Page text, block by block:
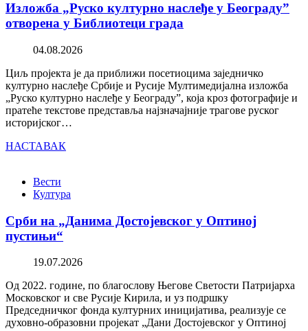
Изложба „Руско културно наслеђе у Београду”
отворена у Библиотеци града
04.08.2026
Циљ пројекта је да приближи посетиоцима заједничко
културно наслеђе Србије и Русије Мултимедијална изложба
„Руско културно наслеђе у Београду”, која кроз фотографије и
пратеће текстове представља најзначајније трагове руског
историјског…
НАСТАВАК
Вести
Култура
Срби на „Данима Достојевског у Оптиној
пустињи“
19.07.2026
Од 2022. године, по благослову Његове Светости Патријарха
Московског и све Русије Кирила, и уз подршку
Председничког фонда културних иницијатива, реализује се
духовно-образовни пројекат „Дани Достојевског у Оптиној